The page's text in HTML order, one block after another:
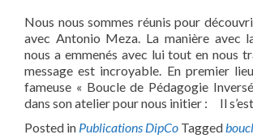
Nous nous sommes réunis pour
avec Antonio Meza. La manière avec
nous a emmenés avec lui tout en nous
message est incroyable. En premier
fameuse « Boucle de Pédagogie
dans son atelier pour nous initier : Il
Posted in Publications DipCo Tagged